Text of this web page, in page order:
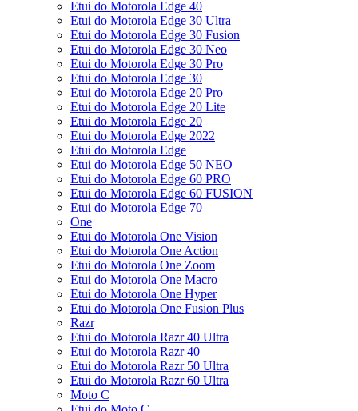
Etui do Motorola Edge 40
Etui do Motorola Edge 30 Ultra
Etui do Motorola Edge 30 Fusion
Etui do Motorola Edge 30 Neo
Etui do Motorola Edge 30 Pro
Etui do Motorola Edge 30
Etui do Motorola Edge 20 Pro
Etui do Motorola Edge 20 Lite
Etui do Motorola Edge 20
Etui do Motorola Edge 2022
Etui do Motorola Edge
Etui do Motorola Edge 50 NEO
Etui do Motorola Edge 60 PRO
Etui do Motorola Edge 60 FUSION
Etui do Motorola Edge 70
One
Etui do Motorola One Vision
Etui do Motorola One Action
Etui do Motorola One Zoom
Etui do Motorola One Macro
Etui do Motorola One Hyper
Etui do Motorola One Fusion Plus
Razr
Etui do Motorola Razr 40 Ultra
Etui do Motorola Razr 40
Etui do Motorola Razr 50 Ultra
Etui do Motorola Razr 60 Ultra
Moto C